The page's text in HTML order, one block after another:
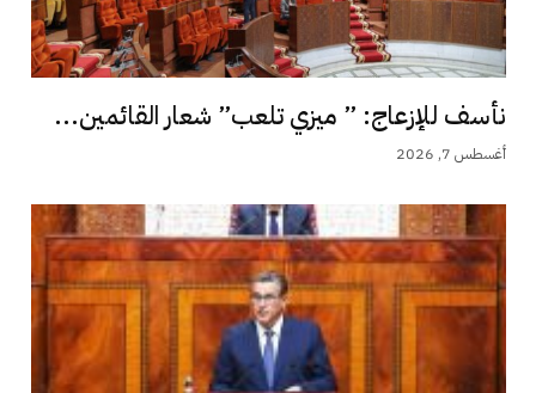
نأسف للإزعاج: ” ميزي تلعب” شعار القائمين...
أغسطس 7, 2026